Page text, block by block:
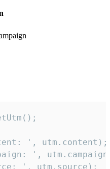
', utm.content);
',
', utm.source);